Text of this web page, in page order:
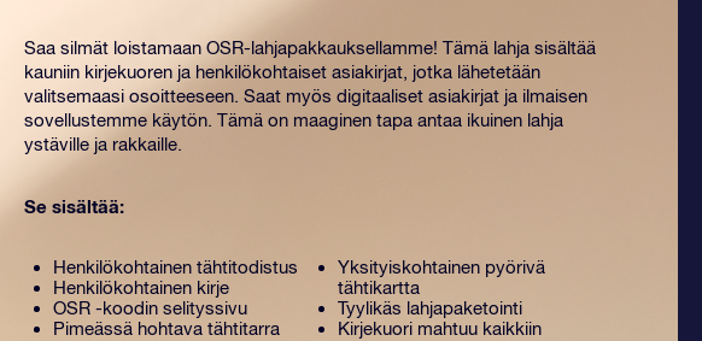
Saa silmät loistamaan OSR-lahjapakkauksellamme! Tämä lahja sisältää
kauniin kirjekuoren ja henkilökohtaiset ​​asiakirjat, jotka lähetetään
valitsemaasi osoitteeseen. Saat myös digitaaliset asiakirjat ja ilmaisen
sovellustemme käytön. Tämä on maaginen tapa antaa ikuinen lahja
ystäville ja rakkaille.
Se sisältää:
Henkilökohtainen tähtitodistus
Henkilökohtainen kirje
OSR -koodin selityssivu
Pimeässä hohtava tähtitarra
Yksityiskohtainen pyörivä
tähtikartta
Tyylikäs lahjapaketointi
Kirjekuori mahtuu kaikkiin